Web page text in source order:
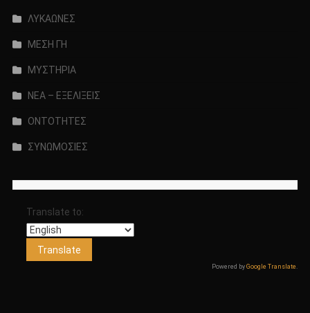
ΛΥΚΑΩΝΕΣ
ΜΕΣΗ ΓΗ
ΜΥΣΤΗΡΙΑ
ΝΕΑ – ΕΞΕΛΙΞΕΙΣ
ΟΝΤΟΤΗΤΕΣ
ΣΥΝΩΜΟΣΙΕΣ
Translate to:
Powered byGoogle Translate .